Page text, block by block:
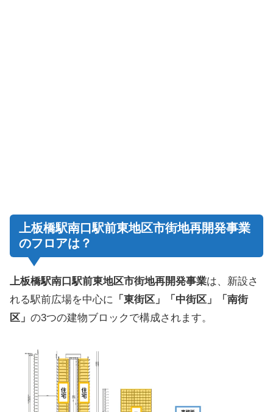
上板橋駅南口駅前東地区市街地再開発事業
のフロアは？
上板橋駅南口駅前東地区市街地再開発事業は、新設さ
れる駅前広場を中心に 「東街区」「中街区」「南街
区」 の3つの建物ブロックで構成されます。